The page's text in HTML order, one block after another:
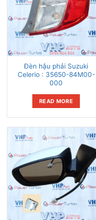
Đèn hậu phải Suzuki
Celerio : 35650-84M00-
000
READ MORE